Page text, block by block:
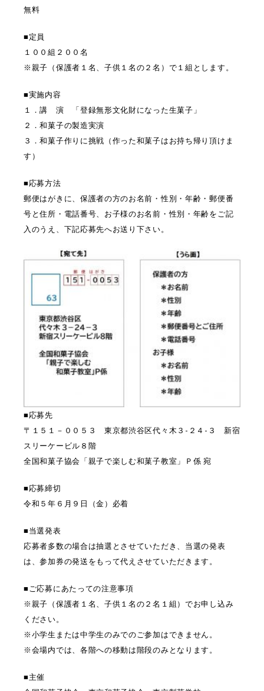
無料
■定員
１００組２００名
※親子（保護者１名、子供１名の２名）で１組とします。
■実施内容
１．講 演 「登録無形文化財になった生菓子」
２．和菓子の製造実演
３．和菓子作りに挑戦（作った和菓子はお持ち帰り頂けま
す）
■応募方法
郵便はがきに、保護者の方のお名前・性別・年齢・郵便番
号と住所・電話番号、お子様のお名前・性別・年齢をご記
入のうえ、下記応募先へお送り下さい。
■応募先
〒１５１－００５３ 東京都渋谷区代々木３-２４-３ 新宿
スリーケービル８階
全国和菓子協会「親子で楽しむ和菓子教室」Ｐ係 宛
■応募締切
令和５年６月９日（金）必着
■当選発表
応募者多数の場合は抽選とさせていただき、当選の発表
は、参加券の発送をもって代えさせていただきます。
■ご応募にあたっての注意事項
※親子（保護者１名、子供１名の２名１組）でお申し込み
ください。
※小学生または中学生のみでのご参加はできません。
※会場内では、各階への移動は階段のみとなります。
■主催